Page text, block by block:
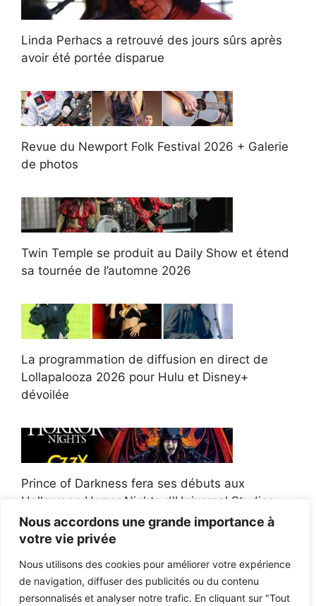
Nous accordons une grande importance à
votre vie privée
Nous utilisons des cookies pour améliorer votre expérience
de navigation, diffuser des publicités ou du contenu
personnalisés et analyser notre trafic. En cliquant sur "Tout
Linda Perhacs a retrouvé des jours sûrs après
avoir été portée disparue
Revue du Newport Folk Festival 2026 + Galerie
de photos
Twin Temple se produit au Daily Show et étend
sa tournée de l’automne 2026
La programmation de diffusion en direct de
Lollapalooza 2026 pour Hulu et Disney+
dévoilée
Prince of Darkness fera ses débuts aux
Halloween Horror Nights d'Universal Studios
Afroman poursuit un policier de l'Ohio après la